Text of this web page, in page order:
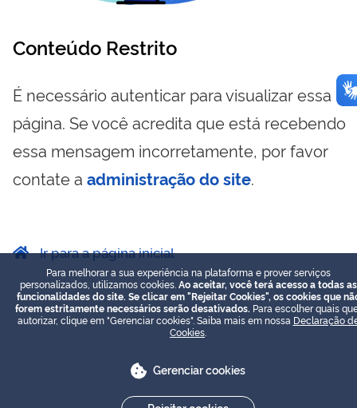
Conteúdo Restrito
É necessário autenticar para visualizar essa
página. Se você acredita que está recebendo
essa mensagem incorretamente, por favor
contate a administração do site.
Ir para a página inicial
Para melhorar a sua experiência na plataforma e prover serviços
personalizados, utilizamos cookies. Ao aceitar, você terá acesso a todas as
funcionalidades do site. Se clicar em "Rejeitar Cookies", os cookies que
forem estritamente necessários serão desativados. Para escolher quais
autorizar, clique em "Gerenciar cookies". Saiba mais em nossa Declaração
Cookies
Gerenciar cookies